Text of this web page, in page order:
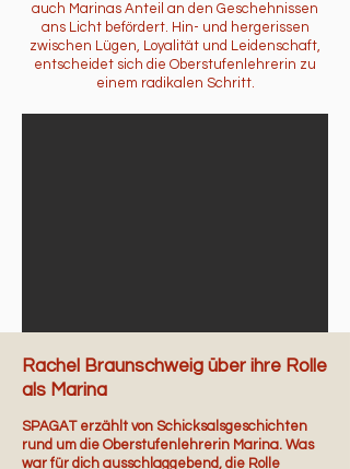
auch Marinas Anteil an den Geschehnissen
ans Licht befördert. Hin- und hergerissen
zwischen Lügen, Loyalität und Leidenschaft,
entscheidet sich die Oberstufenlehrerin zu
einem radikalen Schritt.
Rachel Braunschweig über ihre Rolle
als Marina
SPAGAT erzählt von Schicksalsgeschichten
rund um die Oberstufenlehrerin Marina. Was
war für dich ausschlaggebend, die Rolle